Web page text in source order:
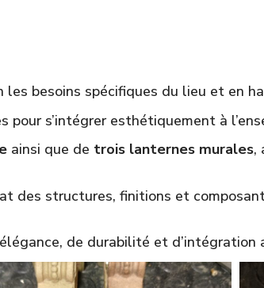
les besoins spécifiques du lieu et en
pour s’intégrer esthétiquement à
ainsi que de trois lanternes murales,
des structures, finitions et
de durabilité et